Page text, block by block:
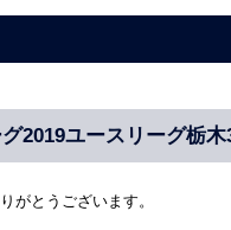
グ2019ユースリーグ栃
がとうございます。